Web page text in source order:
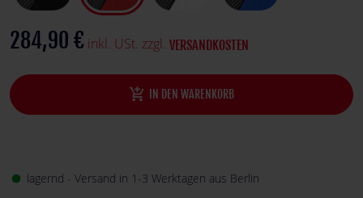
284,90 € inkl. USt. zzgl. VERSANDKOSTEN
add_shopping_cart IN DEN WARENKORB
fiber_manual_record lagernd - Versand in 1-3 Werktagen aus Berlin